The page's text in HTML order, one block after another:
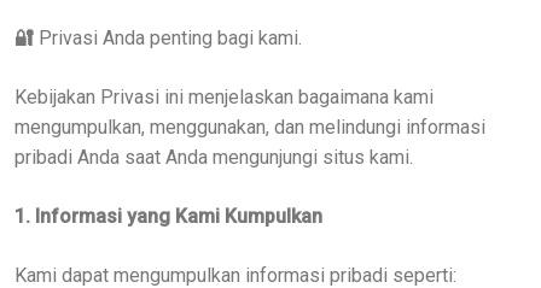
🔐 Privasi Anda penting bagi kami.
Kebijakan Privasi ini menjelaskan bagaimana kami
mengumpulkan, menggunakan, dan melindungi informasi
pribadi Anda saat Anda mengunjungi situs kami.
1. Informasi yang Kami Kumpulkan
Kami dapat mengumpulkan informasi pribadi seperti: